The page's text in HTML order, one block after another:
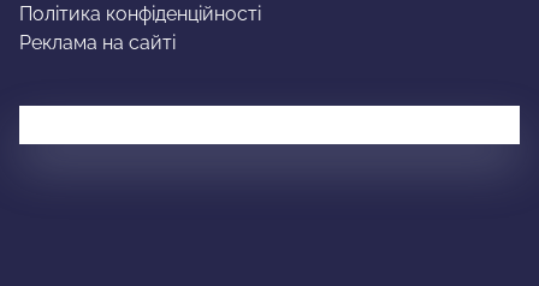
Політика конфіденційності
Реклама на сайті